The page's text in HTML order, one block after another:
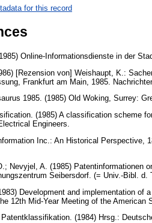
for this record
Online-Informationsdienste in der
[Rezension von] Weishaupt, K.:
Frankfurt am Main, 1985.
1985. (1985) Old Woking, Surrey:
(1985) A classification scheme
Engineers.
Inc.: An Historical Perspective,
Nevyjel, A. (1985) Patentinformationen
Seibersdorf. (= Univ.-Bibl.
Development and implementation of
12th Mid-Year Meeting of the
Patentklassifikation. (1984) Hrsg.: